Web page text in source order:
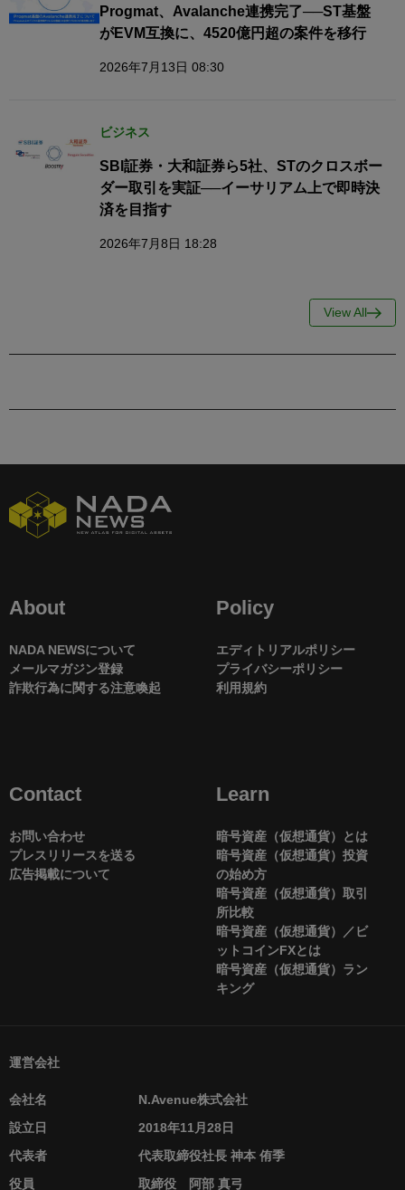
Progmat、Avalanche連携完了──ST基盤
がEVM互換に、4520億円超の案件を移行
2026年7月13日 08:30
ビジネス
SBI証券・大和証券ら5社、STのクロスボー
ダー取引を実証──イーサリアム上で即時決
済を目指す
2026年7月8日 18:28
View All
About
NADA NEWSについて
メールマガジン登録
詐欺行為に関する注意喚起
Policy
エディトリアルポリシー
プライバシーポリシー
利用規約
Contact
お問い合わせ
プレスリリースを送る
広告掲載について
Learn
暗号資産（仮想通貨）とは
暗号資産（仮想通貨）投資
の始め方
暗号資産（仮想通貨）取引
所比較
暗号資産（仮想通貨）／ビ
ットコインFXとは
暗号資産（仮想通貨）ラン
キング
運営会社
会社名
N.Avenue株式会社
設立日
2018年11月28日
代表者
代表取締役社長 神本 侑季
役員
取締役 阿部 真弓